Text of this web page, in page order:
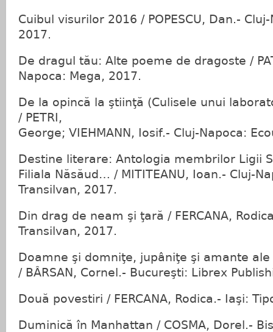
Cuibul visurilor 2016 / POPESCU, Dan.-
2017.
De dragul tău: Alte poeme de dragoste /
Napoca: Mega, 2017.
De la opincă la ştiinţă (Culisele unui
/ PETRI,
George; VIEHMANN, Iosif.- Cluj-Napoca:
Destine literare: Antologia membrilor Ligii
Filiala Năsăud… / MITITEANU, Ioan.- Cluj-
Transilvan, 2017.
Din drag de neam şi ţară / FERCANA,
Transilvan, 2017.
Doamne şi domniţe, jupâniţe şi amante
/ BÂRSAN, Cornel.- Bucureşti: Librex
Două povestiri / FERCANA, Rodica.- Iaşi:
Duminică în Manhattan / COSMA, Dorel.-